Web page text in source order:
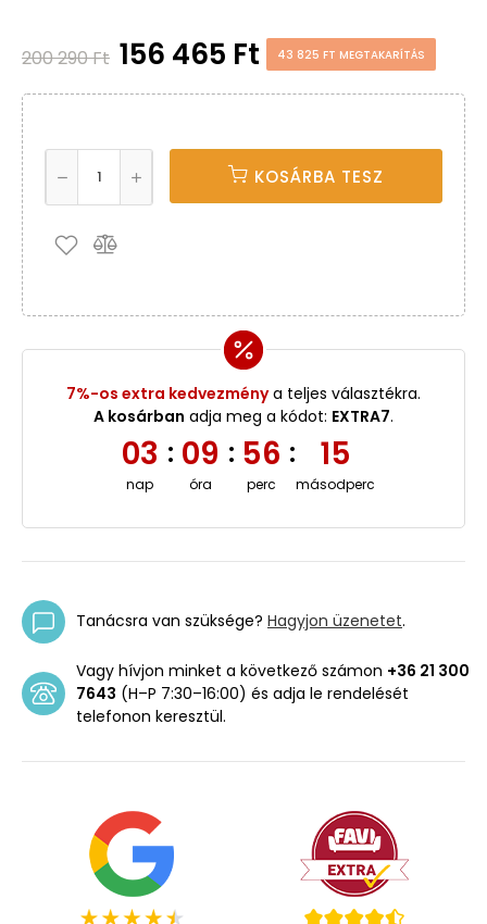
200 290 Ft 156 465 Ft 43 825 FT MEGTAKARÍTÁS
KOSÁRBA TESZ
7%-os extra kedvezménya teljes választékra.
A kosárban adja meg a kódot: EXTRA7.
03
nap
: 09
óra
: 56
perc
: 14
másodperc
Tanácsra van szüksége? Hagyjon üzenetet.
Vagy hívjon minket a következő számon +36 21 300
7643 (H–P 7:30–16:00) és adja le rendelését
telefonon keresztül.